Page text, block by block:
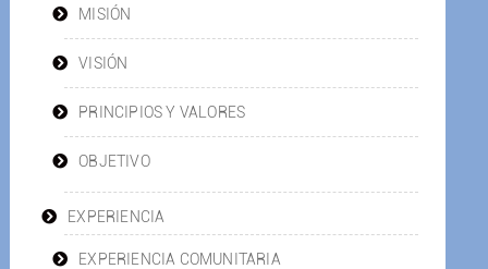
MISIÓN
VISIÓN
PRINCIPIOS Y VALORES
OBJETIVO
EXPERIENCIA
EXPERIENCIA COMUNITARIA